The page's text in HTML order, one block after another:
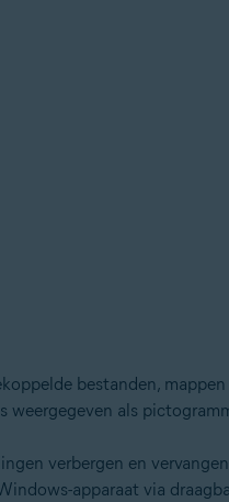
bestanden,
als
verbergen en
apparaat via